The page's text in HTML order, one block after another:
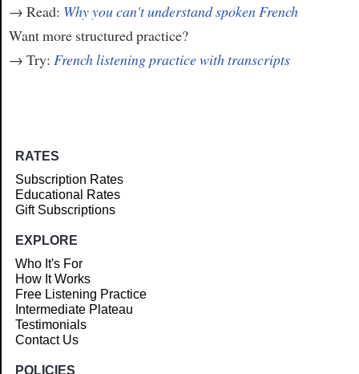
→ Read: Why you can't understand spoken French
Want more structured practice?
→ Try: French listening practice with transcripts
RATES
Subscription Rates
Educational Rates
Gift Subscriptions
EXPLORE
Who It's For
How It Works
Free Listening Practice
Intermediate Plateau
Testimonials
Contact Us
POLICIES